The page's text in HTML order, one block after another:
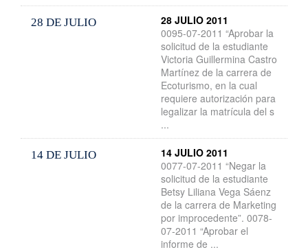
28 DE JULIO
28 JULIO 2011
0095-07-2011 “Aprobar la
solicitud de la estudiante
Victoria Guillermina Castro
Martínez de la carrera de
Ecoturismo, en la cual
requiere autorización para
legalizar la matrícula del s
...
14 DE JULIO
14 JULIO 2011
0077-07-2011 “Negar la
solicitud de la estudiante
Betsy Liliana Vega Sáenz
de la carrera de Marketing
por improcedente”. 0078-
07-2011 “Aprobar el
informe de ...